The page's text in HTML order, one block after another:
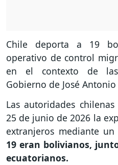
Chile deporta a 19
operativo de control
en el contexto de
Gobierno de José Antonio
Las autoridades
25 de junio de 2026 la
extranjeros mediante
19 eran bolivianos,
ecuatorianos.